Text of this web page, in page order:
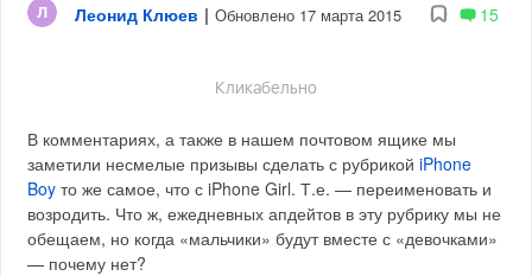
Леонид Клюев | Обновлено 17 марта 2015 15
Кликабельно
В комментариях, а также в нашем почтовом ящике мы
заметили несмелые призывы сделать с рубрикойiPhone
Boy то же самое, что с iPhone Girl. Т.е. — переименовать и
возродить. Что ж, ежедневных апдейтов в эту рубрику мы не
обещаем, но когда «мальчики» будут вместе с «девочками»
— почему нет?